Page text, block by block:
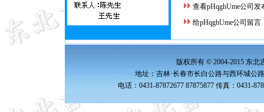
查看pHqghUme公司发
给pHqghUme公司留言
版权所有 © 2004-2015 东北
地址：吉林·长春市长白公路与西环城公
电话：0431-87872677 87875877 传真：0431-